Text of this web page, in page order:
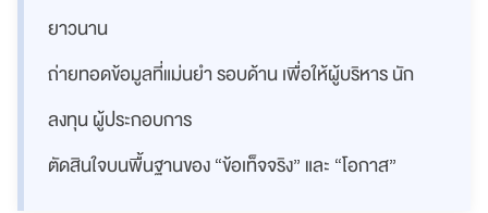
ยาวนาน
ถ่ายทอดข้อมูลที่แม่นยำ รอบด้าน เพื่อให้ผู้บริหาร นัก
ลงทุน ผู้ประกอบการ
ตัดสินใจบนพื้นฐานของ “ข้อเท็จจริง” และ “โอกาส”